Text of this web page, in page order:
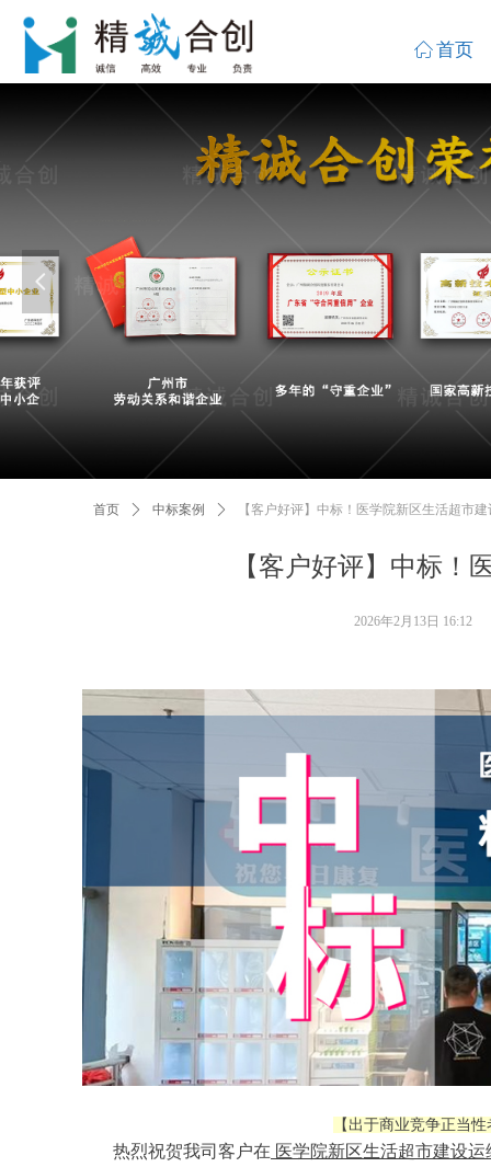
ꀇ首页
넳
【客户好评】中标！
首页 ꄲ 中标案例 ꄲ 【客户好评】中标！医学院新区生活超市
【出于商业竞争正当
热烈祝贺我司客户在 医学院新区生活超市建设
2026年2月13日 16:12